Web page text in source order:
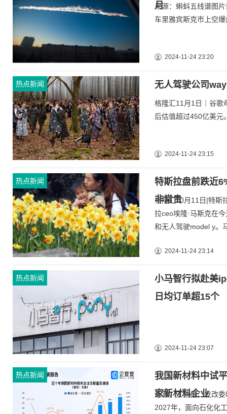
月
来源：蝌蚪五线谱图
车里雅宾斯克市上空
2024-11-24 23:20
热点新闻 无人驾驶公司
格隆汇11月1日｜谷歌
后估值超过450亿美元
2024-11-24 23:15
热点新闻
特斯拉盘前跌近
非常贵
格隆汇10月11日|特斯
拉ceo埃隆·马斯克在
和无人驾驶model y。
2024-11-24 23:14
热点新闻
小马智行拟赴美
日均订单超15个
...
2024-11-24 23:07
热点新闻
我国新材料中试
家新材料企业
近日，工信部、发改
2027年，面向石化化